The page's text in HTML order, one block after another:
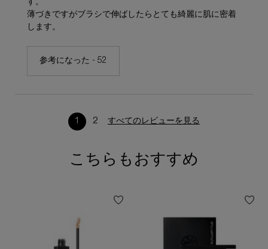
す。
薄づきですがブラシで伸ばしたらとても綺麗に肌に密着
します。
参考になった - 52
ページ 1/2。 現在のページ
1 2 すべてのレビューを見る
こちらもおすすめ